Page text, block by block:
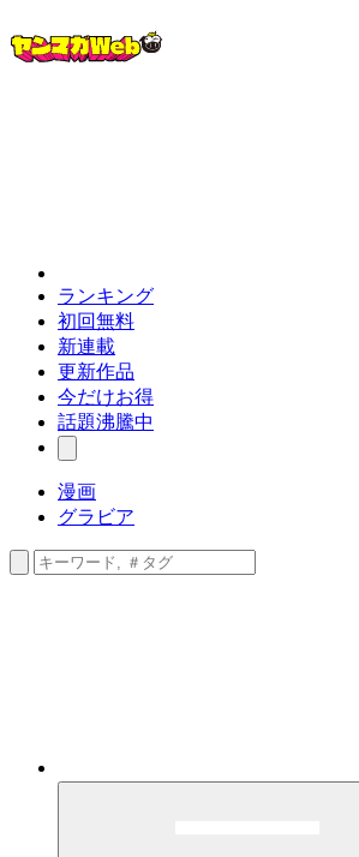
ランキング
初回無料
新連載
更新作品
今だけお得
話題沸騰中
漫画
グラビア